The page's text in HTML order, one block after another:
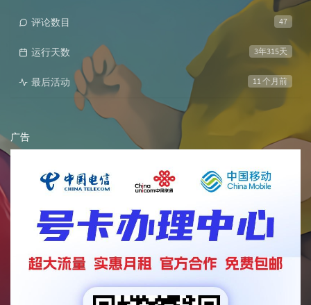
47
评论数目
3年315天
运行天数
11 个月前
最后活动
广告